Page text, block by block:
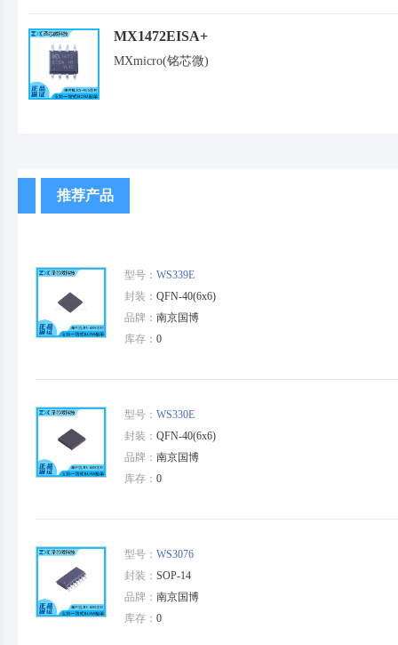
MX1472EISA+
MXmicro(铭芯微)
推荐产品
型号： WS339E
封装： QFN-40(6x6)
品牌： 南京国博
库存： 0
型号： WS330E
封装： QFN-40(6x6)
品牌： 南京国博
库存： 0
型号： WS3076
封装： SOP-14
品牌： 南京国博
库存： 0